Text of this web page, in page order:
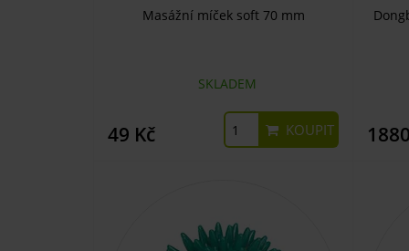
Masážní míček soft 70 mm
SKLADEM
49 Kč KOUPIT